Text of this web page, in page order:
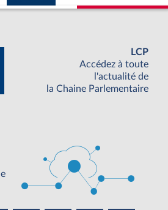
LCP
Accédez à toute
l'actualité de
la Chaine Parlementaire